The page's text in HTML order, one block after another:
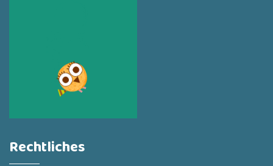
Rechtliches